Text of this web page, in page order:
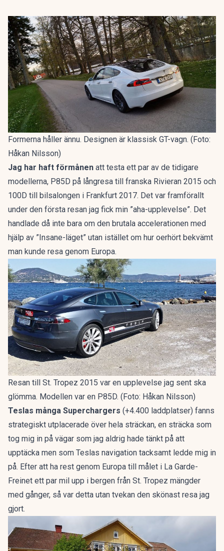
Formerna håller ännu. Designen är klassisk GT-vagn. (Foto:
Håkan Nilsson)
Jag har haft förmånen att testa ett par av de tidigare
modellerna, P85D på långresa till franska Rivieran 2015 och
100D till bilsalongen i Frankfurt 2017. Det var framförallt
under den första resan jag fick min ”aha-upplevelse”. Det
handlade då inte bara om den brutala accelerationen med
hjälp av ”Insane-läget” utan istället om hur oerhört bekvämt
man kunde resa genom Europa.
Resan till St. Tropez 2015 var en upplevelse jag sent ska
glömma. Modellen var en P85D. (Foto: Håkan Nilsson)
Teslas många Superchargers (+4.400 laddplatser) fanns
strategiskt utplacerade över hela sträckan, en sträcka som
tog mig in på vägar som jag aldrig hade tänkt på att
upptäcka men som Teslas navigation tacksamt ledde mig in
på. Efter att ha rest genom Europa till målet i La Garde-
Freinet ett par mil upp i bergen från St. Tropez mängder
med gånger, så var detta utan tvekan den skönast resa jag
gjort.